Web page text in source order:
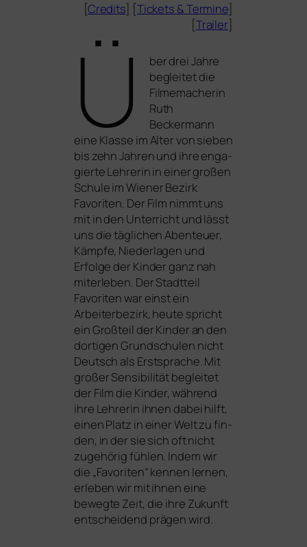
[Credits] [Tickets &Termine]
[Trailer]
Ü
ber drei Jahre
beglei­tet die
Filmemacherin
Ruth
Beckermann
eine Klasse im Alter von sie­ben
bis zehn Jahren und ihre enga­
gier­te Lehrerin in einer gro­ßen
Schule im Wiener Bezirk
Favoriten. Der Film nimmt uns
mit in den Unterricht und lässt
uns die täg­li­chen Abenteuer,
Kämpfe, Niederlagen und
Erfolge der Kinder ganz nah
mit­er­le­ben. Der Stadtteil
Favoriten war einst ein
Arbeiterbezirk, heu­te spricht
ein Großteil der Kinder an den
dor­ti­gen Grundschulen nicht
Deutsch als Erstsprache. Mit
gro­ßer Sensibilität beglei­tet
der Film die Kinder, wäh­rend
ihre Lehrerin ihnen dabei hilft,
einen Platz in einer Welt zu fin­
den, in der sie sich oft nicht
zuge­hö­rig füh­len. Indem wir
die „Favoriten“ ken­nen ler­nen,
erle­ben wir mit ihnen eine
beweg­te Zeit, die ihre Zukunft
ent­schei­dend prä­gen wird.